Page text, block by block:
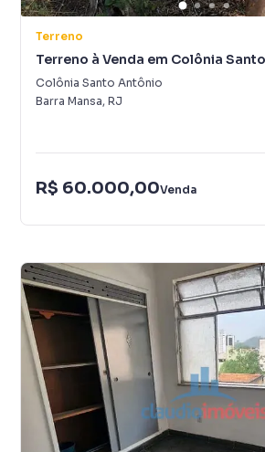
Terreno
Terreno à Venda em Colônia
Colônia Santo Antônio
Barra Mansa, RJ
R$ 60.000,00Venda